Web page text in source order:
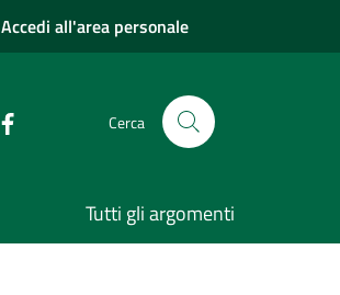
Accedi all'area personale
Cerca
Tutti gli argomenti